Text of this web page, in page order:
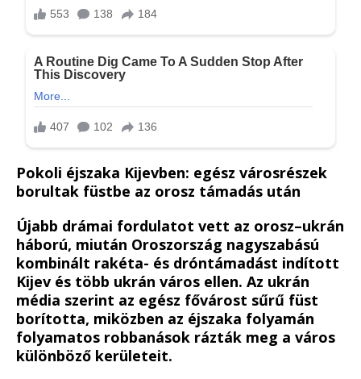
Pokoli éjszaka Kijevben: egész városrészek
borultak füstbe az orosz támadás után
Újabb drámai fordulatot vett az orosz–ukrán
háború, miután Oroszország nagyszabású
kombinált rakéta- és dróntámadást indított
Kijev és több ukrán város ellen. Az ukrán
média szerint az egész fővárost sűrű füst
borította, miközben az éjszaka folyamán
folyamatos robbanások rázták meg a város
különböző kerületeit.